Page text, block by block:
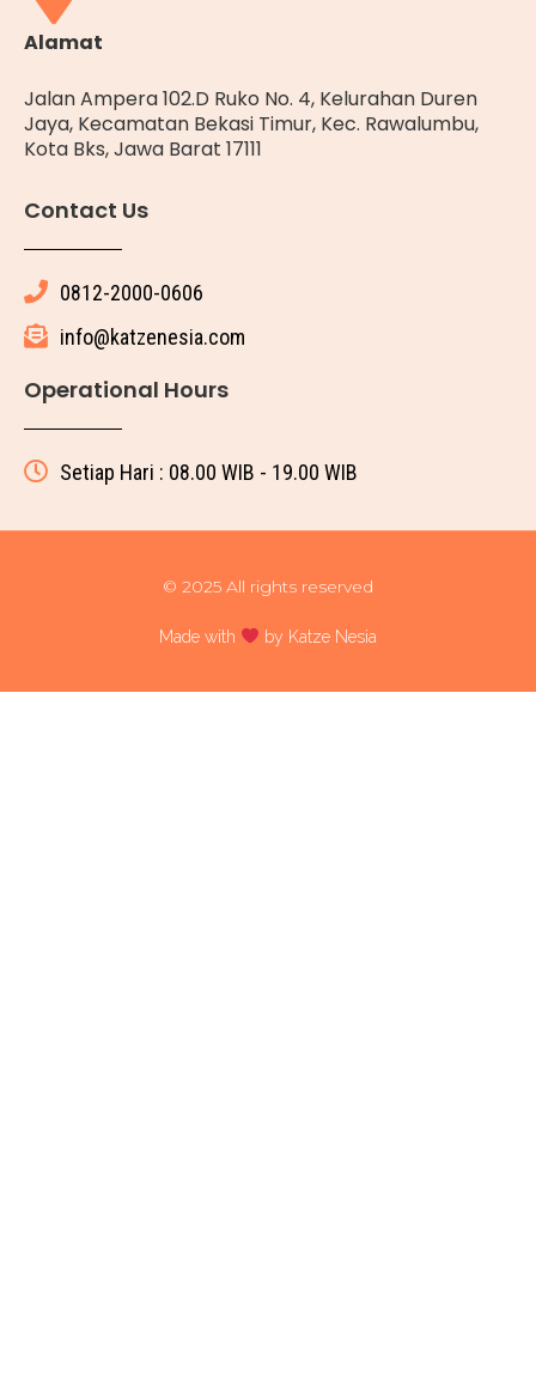
Alamat
Jalan Ampera 102.D Ruko No. 4, Kelurahan Duren
Jaya, Kecamatan Bekasi Timur, Kec. Rawalumbu,
Kota Bks, Jawa Barat 17111
Contact Us
0812-2000-0606
info@katzenesia.com
Operational Hours
Setiap Hari : 08.00 WIB - 19.00 WIB
© 2025 All rights reserved
Made with by Katze Nesia